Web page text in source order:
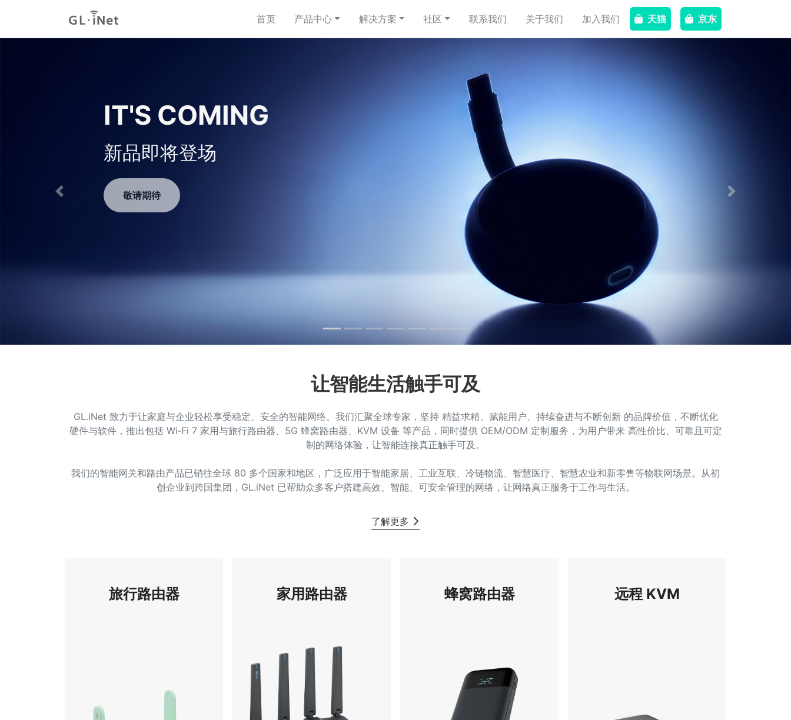
首页 产品中心 解决方案 社区 联系我们 关于我们 加入我们 天猫 京东
GL-MT5000
高性能有线路由器
立即购买
Previous Next
让智能生活触手可及
GL.iNet 致力于让家庭与企业轻松享受稳定、安全的智能网络。我们汇聚全球专家，坚持 精益求精、赋能用户、持续奋进与不断创新 的品牌价值，不断优化
硬件与软件，推出包括 Wi‑Fi 7 家用与旅行路由器、5G 蜂窝路由器、KVM 设备 等产品，同时提供 OEM/ODM 定制服务，为用户带来 高性价比、可靠且可定
制的网络体验，让智能连接真正触手可及。
我们的智能网关和路由产品已销往全球 80 多个国家和地区，广泛应用于智能家居、工业互联、冷链物流、智慧医疗、智慧农业和新零售等物联网场景。从初
创企业到跨国集团，GL.iNet 已帮助众多客户搭建高效、智能、可安全管理的网络，让网络真正服务于工作与生活。
了解更多
旅行路由器 家用路由器 蜂窝路由器 远程 KVM